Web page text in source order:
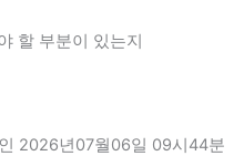
할 부분이 있는지
2026년07월06일 09시44분